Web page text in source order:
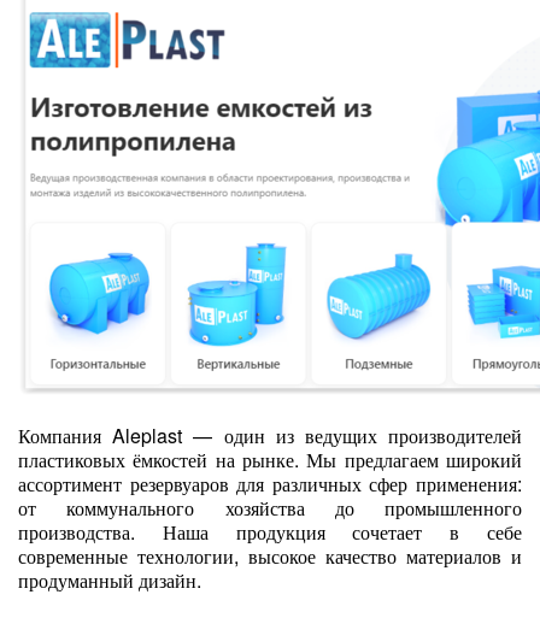
Компания Aleplast — один из ведущих производителей
пластиковых ёмкостей на рынке. Мы предлагаем широкий
ассортимент резервуаров для различных сфер применения:
от коммунального хозяйства до промышленного
производства. Наша продукция сочетает в себе
современные технологии, высокое качество материалов и
продуманный дизайн.